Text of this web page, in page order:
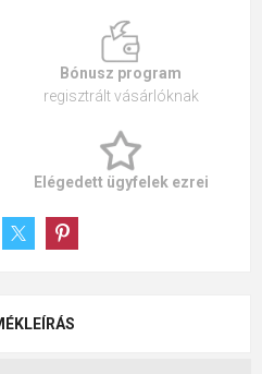
Bónusz program
regisztrált vásárlóknak
Elégedett ügyfelek ezrei